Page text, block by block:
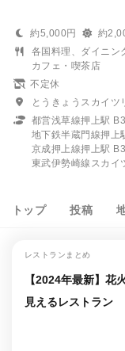
約5,000円
約
各国料理、ダイニン
カフェ・喫茶店
不定休
とうきょうスカイツ
都営浅草線押上駅
地下鉄半蔵門線押上
京成押上線押上駅
東武伊勢崎線スカイ
トップ 投稿
レストランまとめ
【2024年最新】花
見えるレストラン